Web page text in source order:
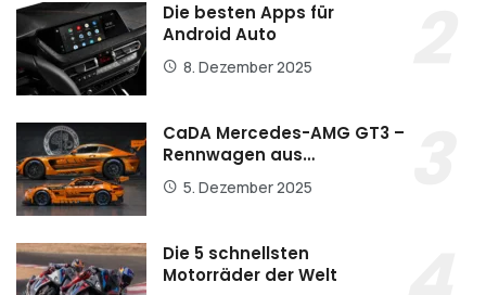
Die besten Apps für
Android Auto
8. Dezember 2025
CaDA Mercedes-AMG GT3 –
Rennwagen aus…
5. Dezember 2025
Die 5 schnellsten
Motorräder der Welt